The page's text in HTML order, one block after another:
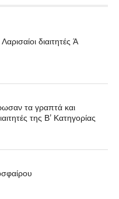
διαιτητές Ά
τα γραπτά και
της Β’ Κατηγορίας